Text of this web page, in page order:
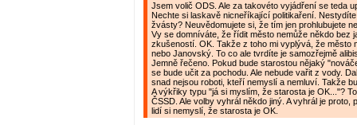
Jsem volič ODS. Ale za takovéto vyjádření se teda
Nechte si laskavě nicneříkající politikaření.
žvásty? Neuvědomujete si, že tím jen prohlubujete
Vy se domníváte, že řídit město nemůže někdo bez
zkušeností. OK. Takže z toho mi vyplývá, že město
nebo Janovský. To co ale tvrdíte je samozřejmě
Jemně řečeno. Pokud bude starostou nějaký
se bude učit za pochodu. Ale nebude vařit z vody.
snad nejsou roboti, kteří nemyslí a nemluví. Takže
A výkřiky typu "já si myslím, že starosta je OK..."?
ČSSD. Ale volby vyhrál někdo jiný. A vyhrál je proto,
lidí si nemyslí, že starosta je OK.